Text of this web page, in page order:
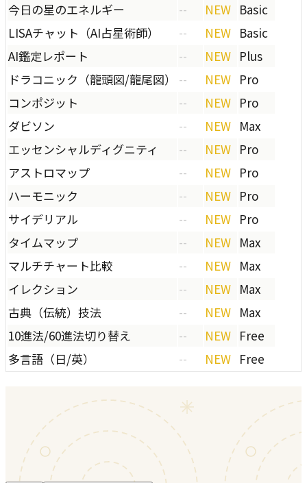
今日の星のエネルギー
-- NEW Basic
LISAチャット（AI占星術師）
-- NEW Basic
AI鑑定レポート
-- NEW Plus
ドラコニック（龍頭図/龍尾図）
-- NEW Pro
コンポジット
-- NEW Pro
ダビソン
-- NEW Max
エッセンシャルディグニティ
-- NEW Pro
アストロマップ
-- NEW Pro
ハーモニック
-- NEW Pro
サイデリアル
-- NEW Pro
タイムマップ
-- NEW Max
マルチチャート比較
-- NEW Max
イレクション
-- NEW Max
古典（伝統）技法
-- NEW Max
10進法/60進法切り替え
-- NEW Free
多言語（日/英）
-- NEW Free